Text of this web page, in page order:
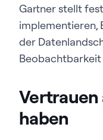
Gartner stellt
implementieren,
der
Vertrauen
haben